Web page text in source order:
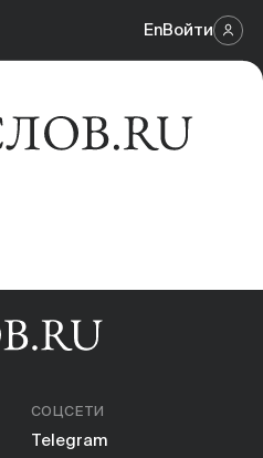
EnВойти
СОЦСЕТИ
Telegram